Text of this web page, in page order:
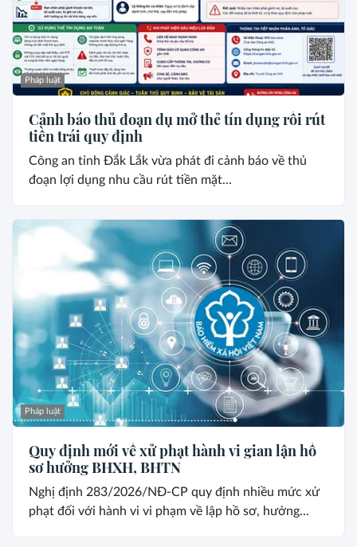
Pháp luật
Cảnh báo thủ đoạn dụ mở thẻ tín dụng rồi rút
tiền trái quy định
Công an tỉnh Đắk Lắk vừa phát đi cảnh báo về thủ
đoạn lợi dụng nhu cầu rút tiền mặt...
Pháp luật
Quy định mới về xử phạt hành vi gian lận hồ
sơ hưởng BHXH, BHTN
Nghị định 283/2026/NĐ-CP quy định nhiều mức xử
phạt đối với hành vi vi phạm về lập hồ sơ, hưởng...